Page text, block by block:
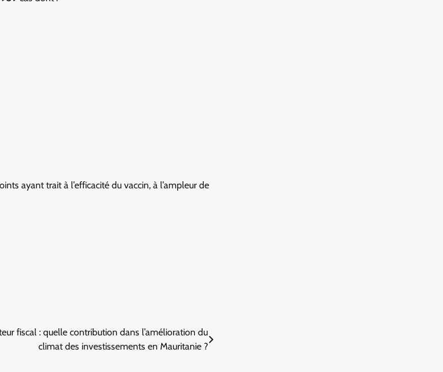
ayant trait à l’efficacité du vaccin, à l’ampleur de
fiscal : quelle contribution dans l’amélioration du
climat des investissements en Mauritanie ?